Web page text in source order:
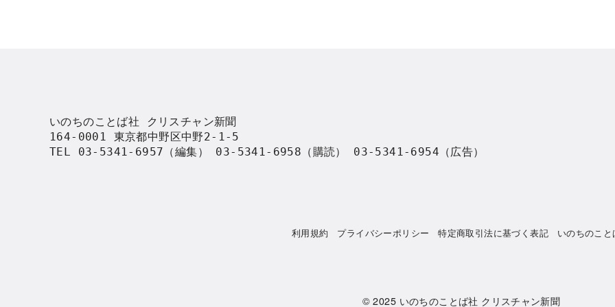
いのちのことば社 クリスチャン新聞
164-0001 東京都中野区中野2-1-5
TEL 03-5341-6957（編集） 03-5341-6958（購読） 03-5341-6954（広告）
利用規約 プライバシーポリシー 特定商取引法に基づく表記 いのちのこと
© 2025 いのちのことば社 クリスチャン新聞